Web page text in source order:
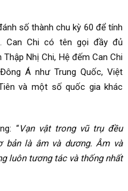
số thành chu kỳ 60 để tính
Can Chi có tên gọi đầy đủ
Nhị Chi, Hệ đếm Can Chi
Á như Trung Quốc, Việt
và một số quốc gia khác
“Vạn vật trong vũ trụ đều
là âm và dương. Âm và
luôn tương tác và thống nhất